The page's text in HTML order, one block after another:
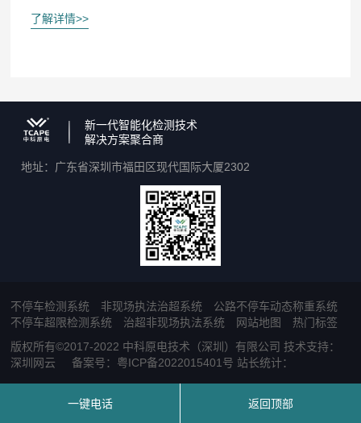
能系统进行全面监测管控，就能降低工作压力，使用性能很
了解详情>>
新一代智能化检测技术
解决方案聚合商
地址：广东省深圳市福田区现代国际大厦2302
不停车检测系统 非现场执法治超系统
公路不停车动态称重系统
不停车超限检测系统
治超非现场执法系统 网站地图
热门标签
版权所有©2017-2022 中科原电技术（深圳）有限公司 技术支持：
深圳网云
备案号：粤ICP备2022015401号 站长统计：
一键电话 返回顶部